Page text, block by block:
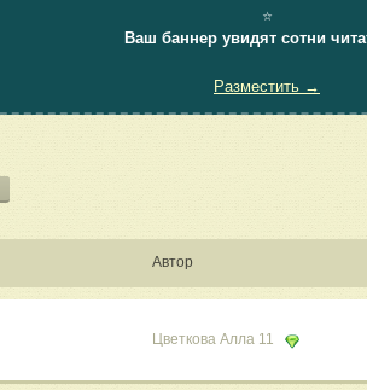
⭐
Ваш баннер увидят сотни
Разместить →
Автор
Цветкова Алла 11